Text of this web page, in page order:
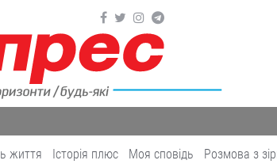
життя Історія плюс Моя сповідь Розмова з